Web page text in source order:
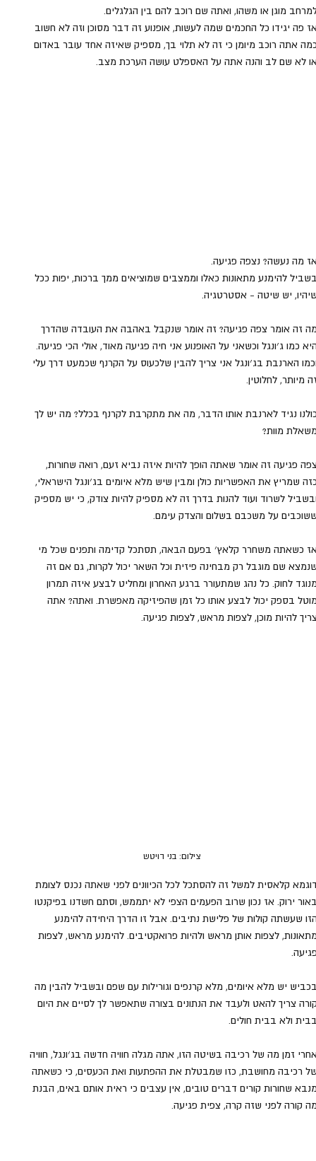
מוגן או משהו, ואתה שם רוכב להם בין הגלגלים.
פה יגידו כל החכמים שמה לעשות, אופנוע זה דבר מסוכן וזה לא חשוב
אתה רוכב מיומן כי זה לא תלוי בך, מספיק שאיזה אחד עובר באדום
לא שם לב והנה אתה על האספלט עושה הערכת מצב.
מה נעשה? נצפה פגיעה.
להימנע מתאונות כאלו וממצבים שמוציאים ממך ברכות, יפות ככל
יש שיטה - אסטרטגיה.
זה אומר צפה פגיעה? זה אומר שנקבל באהבה את העובדה שהדרך
כמו ג׳ונגל וכשאני על האופנוע אני חיה פגיעה מאוד, אולי הכי פגיעה.
הארנבת בג׳ונגל אני צריך להבין שלכעוס על הקרנף שכמעט דרך עלי
מיותר, לחלוטין.
נגיד לארנבת אותו הדבר, מה את מתקרבת לקרנף בכלל? מה יש לך
מוות?
פגיעה זה אומר שאתה הופך להיות איזה נביא זעם, רואה שחורות,
שמריץ את האפשריות כולן ומבין שיש מלא איומים בג׳ונגל הישראלי,
לשרוד ועוד להנות בדרך זה לא מספיק להיות צודק, כי יש מספיק
על משכבם בשלום והצדק עימם.
כשאתה משחרר קלאץ׳ בפעם הבאה, תסתכל קדימה ותפנים שכל מי
שם מוגבל רק מבחינה פיזית וכל השאר יכול לקרות, גם אם זה
לחוק. כל נהג שמתעורר ברגע האחרון ומחליט לבצע איזה תמרון
בספק יכול לבצע אותו כל זמן שהפיזיקה מאפשרת. ואתה? אתה
להיות מוכן, לצפות מראש, לצפות פגיעה.
צילום: בני דויטש
קלאסית למשל זה להסתכל לכל הכיוונים לפני שאתה נכנס לצומת
ירוק. אז נכון שרוב הפעמים הצפי לא יתממש, וסתם חשדנו בפיקנטו
שעשתה קולות של פלישת נתיבים. אבל זו הדרך היחידה להימנע
לצפות אותן מראש ולהיות פרואקטיבים. להימנע מראש, לצפות
יש מלא איומים, מלא קרנפים וגורילות עם שפם ובשביל להבין מה
צריך להאט ולעבד את הנתונים בצורה שתאפשר לך לסיים את היום
ולא בבית חולים.
זמן מה של רכיבה בשיטה הזו, אתה מגלה חוויה חדשה בג׳ונגל, חוויה
רכיבה מחושבת, כזו שמבטלת את ההפתעות ואת הכעסים, כי כשאתה
שחורות קורים דברים טובים, אין עצבים כי ראית אותם באים, הבנת
קורה לפני שזה קרה, צפית פגיעה.